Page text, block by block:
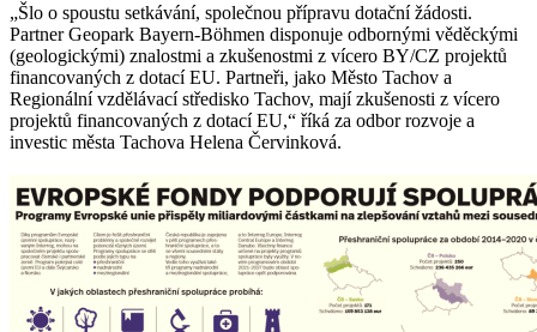
„Šlo o spoustu setkávání, společnou přípravu dotační žádosti.
Partner Geopark Bayern-Böhmen disponuje odbornými věděckými
(geologickými) znalostmi a zkušenostmi z vícero BY/CZ projektů
financovaných z dotací EU. Partneři, jako Město Tachov a
Regionální vzdělávací středisko Tachov, mají zkušenosti z vícero
projektů financovaných z dotací EU,“ říká za odbor rozvoje a
investic města Tachova Helena Červinková.